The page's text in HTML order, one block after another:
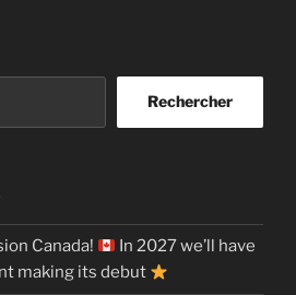
Rechercher
Canada!
In 2027 we’ll have
making its debut